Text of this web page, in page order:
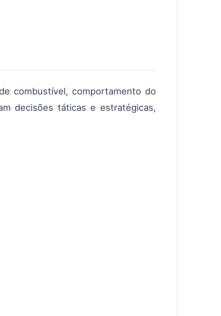
combustível, comportamento do
decisões táticas e estratégicas,